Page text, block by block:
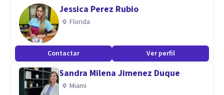
compaginando las terapias de los peques con terapias con
adultos y ancianos. Y actualmente trabajo especialmente
con adultos de forma individual, por parejas o grupal.
Jessica Perez Rubio
Florida
Contactar Ver perfil
Sandra Milena Jimenez Duque
Miami